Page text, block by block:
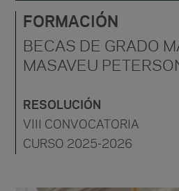
FORMACIÓN
BECAS DE GRADO
MASAVEU
RESOLUCIÓN
VIII CONVOCATORIA
CURSO 2025-2026